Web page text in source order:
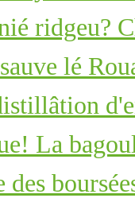
ridgeu?
lé
La